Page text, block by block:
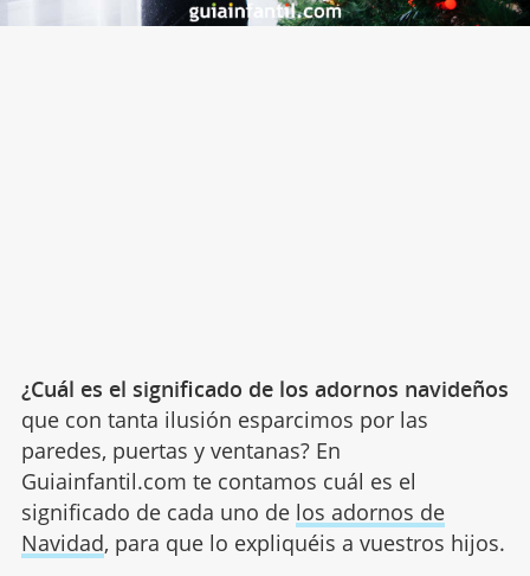
¿Cuál es el significado de los adornos navideños
que con tanta ilusión esparcimos por las
paredes, puertas y ventanas? En
Guiainfantil.com te contamos cuál es el
significado de cada uno de los adornos de
Navidad, para que lo expliquéis a vuestros hijos.